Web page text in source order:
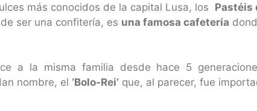
más conocidos de la capital Lusa, los Pastéis
ser una confitería, es una famosa cafetería
a la misma familia desde hace 5
nombre, el ‘Bolo-Rei’ que, al parecer, fue